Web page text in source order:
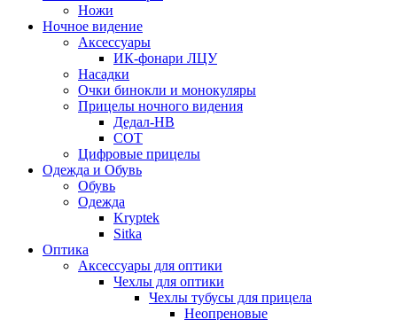
Ножи
Ночное видение
Аксессуары
ИК-фонари ЛЦУ
Насадки
Очки бинокли и монокуляры
Прицелы ночного видения
Дедал-НВ
СОТ
Цифровые прицелы
Одежда и Обувь
Обувь
Одежда
Kryptek
Sitka
Оптика
Аксессуары для оптики
Чехлы для оптики
Чехлы тубусы для прицела
Неопреновые